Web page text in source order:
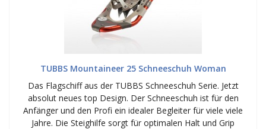
TUBBS Mountaineer 25 Schneeschuh Woman
Das Flagschiff aus der TUBBS Schneeschuh Serie. Jetzt
absolut neues top Design. Der Schneeschuh ist für den
Anfänger und den Profi ein idealer Begleiter für viele viele
Jahre. Die Steighilfe sorgt für optimalen Halt und Grip